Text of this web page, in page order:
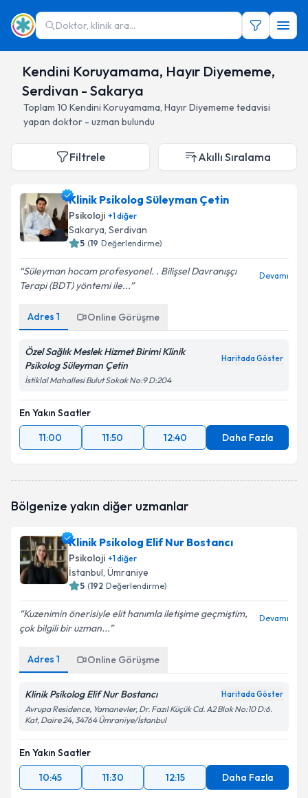
Doktor, klinik ara...
Kendini Koruyamama, Hayır Diyememe,
Serdivan - Sakarya
Toplam 10 Kendini Koruyamama, Hayır Diyememe tedavisi
yapan doktor - uzman bulundu
Filtrele Akıllı Sıralama
Klinik Psikolog Süleyman Çetin
Psikoloji +1diğer
Sakarya, Serdivan
5 (19 Değerlendirme)
Süleyman hocam profesyonel. . Bilişsel Davranışçı
Terapi (BDT) yöntemi ile...
Devamı
Adres 1 Online Görüşme
Özel Sağlık Meslek Hizmet Birimi Klinik
Psikolog Süleyman Çetin
Haritada Göster
İstiklal Mahallesi Bulut Sokak No:9 D:204
En Yakın Saatler
11:00
11:50 12:40 Daha Fazla
Bölgenize yakın diğer uzmanlar
Klinik Psikolog Elif Nur Bostancı
Psikoloji +1diğer
İstanbul, Ümraniye
5 (192 Değerlendirme)
Kuzenimin önerisiyle elit hanımla iletişime geçmiştim,
çok bilgili bir uzman...
Devamı
Adres 1 Online Görüşme
Klinik Psikolog Elif Nur Bostancı Haritada Göster
Avrupa Residence, Yamanevler, Dr. Fazıl Küçük Cd. A2 Blok No:10 D:6.
Kat, Daire 24, 34764 Ümraniye/İstanbul
En Yakın Saatler
10:45
11:30 12:15 Daha Fazla